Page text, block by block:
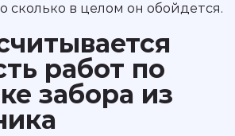
сколько в целом он обойдется.
работ по
забора из